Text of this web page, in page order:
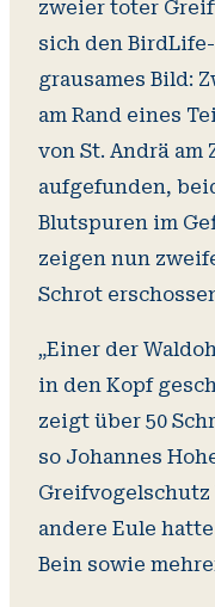
zweier toter
sich den
grausames Bild:
am Rand eines
von St. Andrä
aufgefunden,
Blutspuren im
zeigen nun
Schrot
„Einer der
in den Kopf
zeigt über 50
so Johannes
Greifvogelschutz
andere Eule
Bein sowie